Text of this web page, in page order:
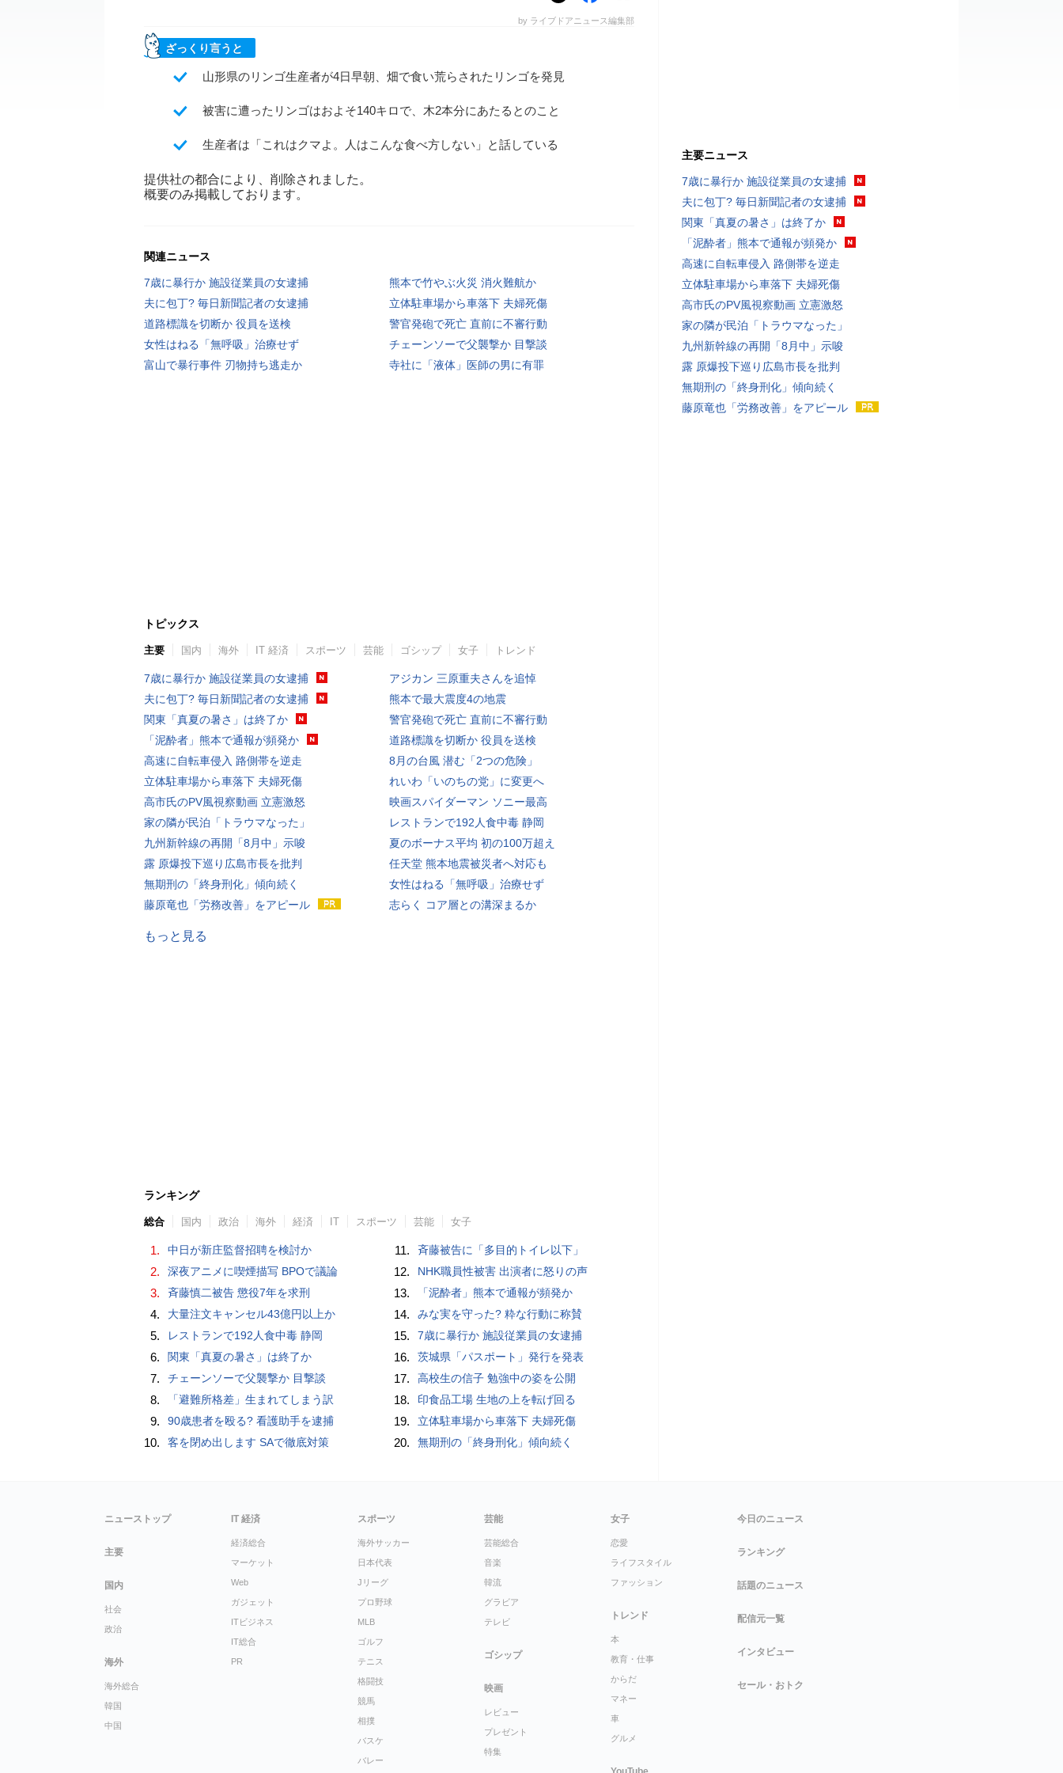
by ライブドアニュース編集部
ざっくり言うと
山形県のリンゴ生産者が4日早朝、畑で食い荒らされたリンゴを発見
被害に遭ったリンゴはおよそ140キロで、木2本分にあたるとのこと
生産者は「これはクマよ。人はこんな食べ方しない」と話している
提供社の都合により、削除されました。
概要のみ掲載しております。
関連ニュース
7歳に暴行か 施設従業員の女逮捕
熊本で竹やぶ火災 消火難航か
夫に包丁? 毎日新聞記者の女逮捕
立体駐車場から車落下 夫婦死傷
道路標識を切断か 役員を送検
警官発砲で死亡 直前に不審行動
女性はねる「無呼吸」治療せず
チェーンソーで父襲撃か 目撃談
富山で暴行事件 刃物持ち逃走か
寺社に「液体」医師の男に有罪
トピックス
主要 国内 海外 IT 経済 スポーツ 芸能 ゴシップ 女子 トレンド
7歳に暴行か 施設従業員の女逮捕
夫に包丁? 毎日新聞記者の女逮捕
関東「真夏の暑さ」は終了か
「泥酔者」熊本で通報が頻発か
高速に自転車侵入 路側帯を逆走
立体駐車場から車落下 夫婦死傷
高市氏のPV風視察動画 立憲激怒
家の隣が民泊「トラウマなった」
九州新幹線の再開「8月中」示唆
露 原爆投下巡り広島市長を批判
無期刑の「終身刑化」傾向続く
藤原竜也「労務改善」をアピール
アジカン 三原重夫さんを追悼
熊本で最大震度4の地震
警官発砲で死亡 直前に不審行動
道路標識を切断か 役員を送検
8月の台風 潜む「2つの危険」
れいわ「いのちの党」に変更へ
映画スパイダーマン ソニー最高
レストランで192人食中毒 静岡
夏のボーナス平均 初の100万超え
任天堂 熊本地震被災者へ対応も
女性はねる「無呼吸」治療せず
志らく コア層との溝深まるか
もっと見る
ランキング
総合 国内 政治 海外 経済 IT スポーツ 芸能 女子
1. 中日が新庄監督招聘を検討か
2. 深夜アニメに喫煙描写 BPOで議論
3. 斉藤慎二被告 懲役7年を求刑
4. 大量注文キャンセル43億円以上か
5. レストランで192人食中毒 静岡
6. 関東「真夏の暑さ」は終了か
7. チェーンソーで父襲撃か 目撃談
8. 「避難所格差」生まれてしまう訳
9. 90歳患者を殴る? 看護助手を逮捕
10. 客を閉め出します SAで徹底対策
11. 斉藤被告に「多目的トイレ以下」
12. NHK職員性被害 出演者に怒りの声
13. 「泥酔者」熊本で通報が頻発か
14. みな実を守った? 粋な行動に称賛
15. 7歳に暴行か 施設従業員の女逮捕
16. 茨城県「パスポート」発行を発表
17. 高校生の信子 勉強中の姿を公開
18. 印食品工場 生地の上を転げ回る
19. 立体駐車場から車落下 夫婦死傷
20. 無期刑の「終身刑化」傾向続く
主要ニュース
7歳に暴行か 施設従業員の女逮捕
夫に包丁? 毎日新聞記者の女逮捕
関東「真夏の暑さ」は終了か
「泥酔者」熊本で通報が頻発か
高速に自転車侵入 路側帯を逆走
立体駐車場から車落下 夫婦死傷
高市氏のPV風視察動画 立憲激怒
家の隣が民泊「トラウマなった」
九州新幹線の再開「8月中」示唆
露 原爆投下巡り広島市長を批判
無期刑の「終身刑化」傾向続く
藤原竜也「労務改善」をアピール
ニューストップ
主要
国内
社会
政治
海外
海外総合
韓国
中国
IT 経済
経済総合
マーケット
Web
ガジェット
ITビジネス
IT総合
PR
スポーツ
海外サッカー
日本代表
Jリーグ
プロ野球
MLB
ゴルフ
テニス
格闘技
競馬
相撲
バスケ
バレー
芸能
芸能総合
音楽
韓流
グラビア
テレビ
ゴシップ
映画
レビュー
プレゼント
特集
女子
恋愛
ライフスタイル
ファッション
トレンド
本
教育・仕事
からだ
マネー
車
グルメ
今日のニュース
ランキング
話題のニュース
配信元一覧
インタビュー
セール・おトク